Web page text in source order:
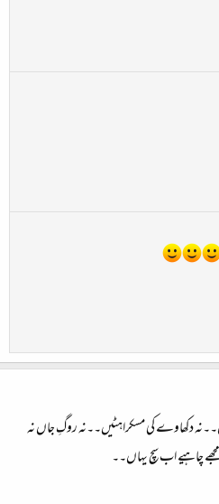
دکھاوے کی مسکراہٹیں۔۔نہ روگِ جاں نہ
چاہیے اب سچ یہاں۔۔